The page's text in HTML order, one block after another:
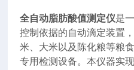
全自动脂肪酸值测定仪是
控制依据的自动滴定装置
米、大米以及陈化粮等粮
专用检测设备。本仪器实